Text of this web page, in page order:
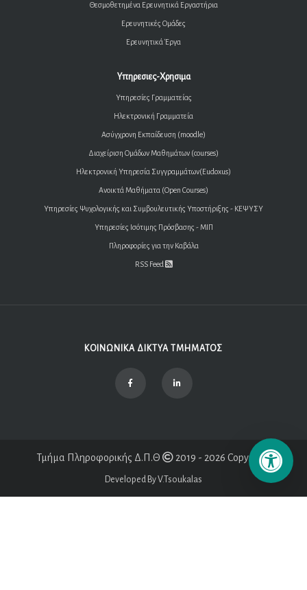
Θεσμοθετημένα Ερευνητικά Εργαστήρια
Ερευνητικές Ομάδες
Ερευνητικά Έργα
Υπηρεσιες-Χρησιμα
Υπηρεσίες Γραμματείας
Ηλεκτρονική Γραμματεία
Ασύγχρονη Εκπαίδευση (moodle)
Διαχείριση Ομάδων Μαθημάτων (courses)
Ηλεκτρονική Υπηρεσία Συγγραμμάτων(Eudoxus)
Ανοικτά Μαθήματα (Open Courses)
Υπηρεσίες Ψυχολογικής και Συμβουλευτικής Υποστήριξης - ΚΕΨΥΣΥ
Υπηρεσίες Ισότιμης Πρόσβασης - ΜΙΠ
Πληροφορίες για την Καβάλα
RSS Feed
ΚΟΙΝΩΝΙΚΑ ΔΙΚΤΥΑ ΤΜΗΜΑΤΟΣ
Τμήμα Πληροφορικής Δ.Π.Θ 2019 - 2026 Copyright
Developed By V.Tsoukalas